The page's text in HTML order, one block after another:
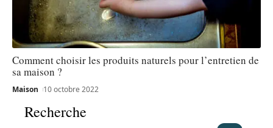
Comment choisir les produits naturels pour l’entretien de
sa maison ?
Maison 10 octobre 2022
Recherche